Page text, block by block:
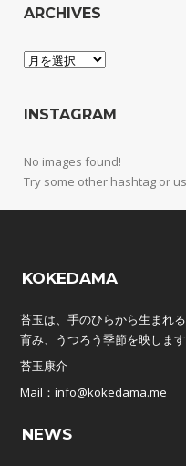
ARCHIVES
Archives
INSTAGRAM
No images found!
Try some other hashtag or
KOKEDAMA
苔玉は、手のひらから生まれ
育み、うつろう季節を映します
苔玉康介
Mail：info@kokedama.me
NEWS